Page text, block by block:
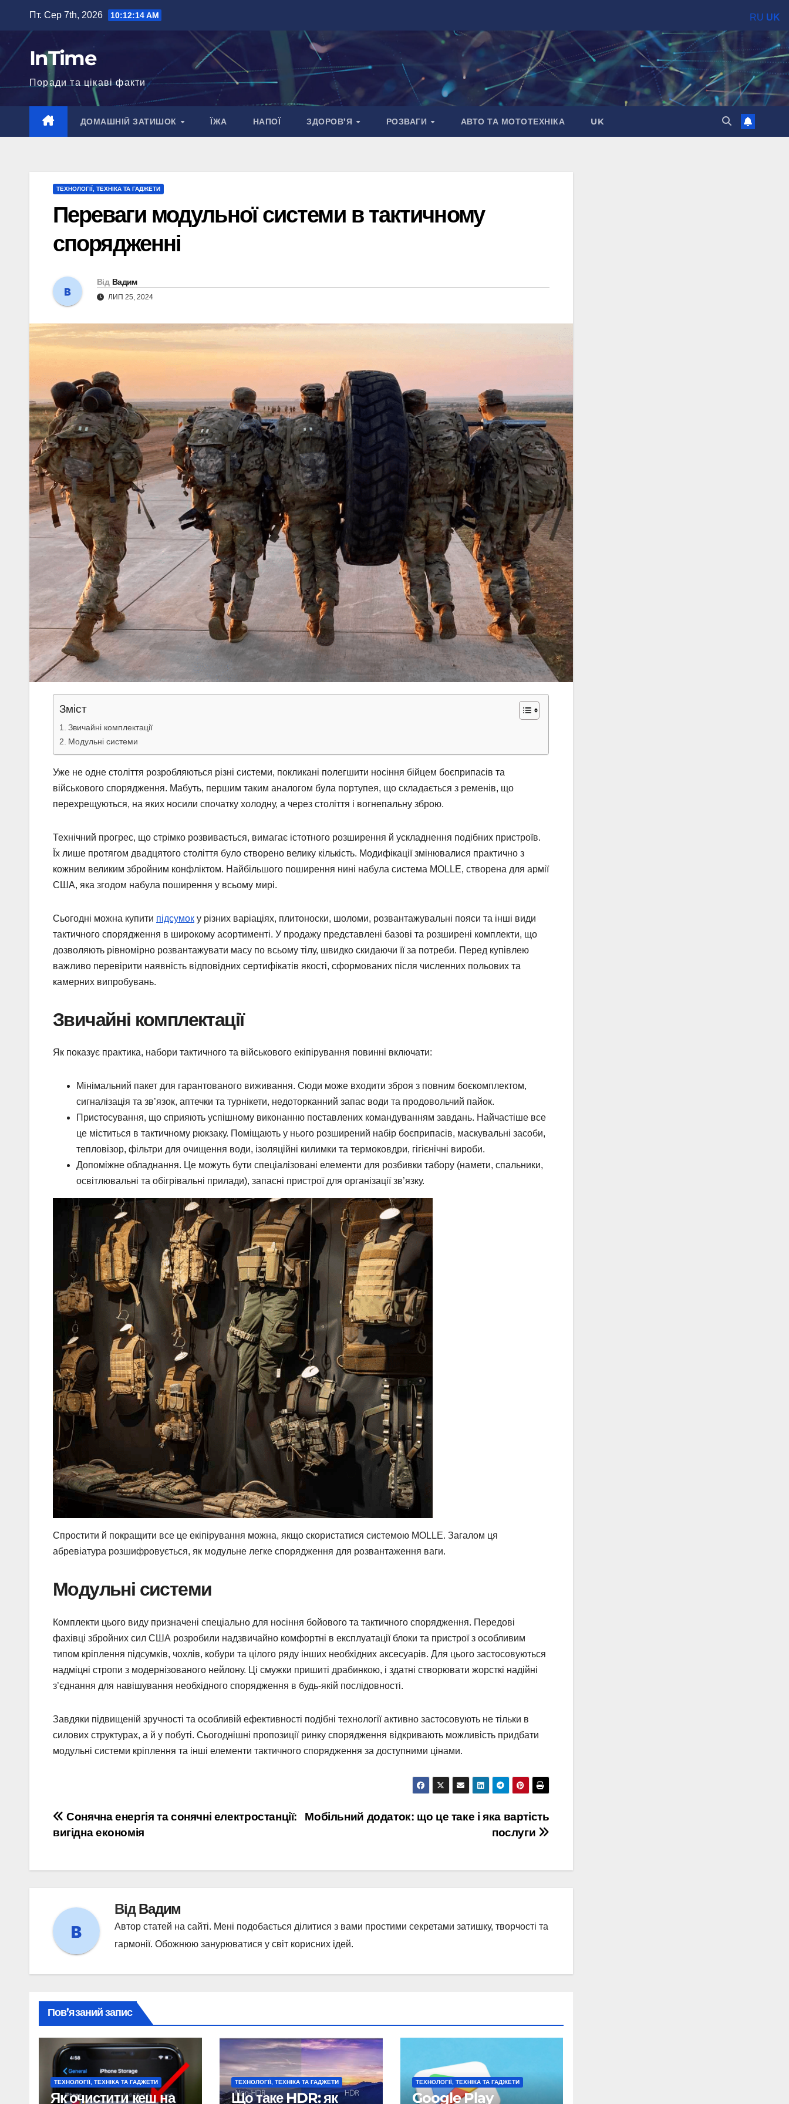
вмісту
Пт. Сер 7th, 2026 10:12:16 AM
InTime
Поради та цікаві факти
ДОМАШНІЙ ЗАТИШОК ЇЖА НАПОЇ ЗДОРОВ’Я РОЗВАГИ АВТО ТА МОТОТЕХНІКА UK
ТЕХНОЛОГІЇ, ТЕХНІКА ТА ГАДЖЕТИ
Переваги модульної системи в тактичному
спорядженні
Від Вадим
ЛИП 25, 2024
Зміст
Звичайні комплектації
Модульні системи
Уже не одне століття розробляються різні системи, покликані полегшити носіння бійцем боєприпасів та
військового спорядження. Мабуть, першим таким аналогом була портупея, що складається з ременів, що
перехрещуються, на яких носили спочатку холодну, а через століття і вогнепальну зброю.
Технічний прогрес, що стрімко розвивається, вимагає істотного розширення й ускладнення подібних пристроїв.
Їх лише протягом двадцятого століття було створено велику кількість. Модифікації змінювалися практично з
кожним великим збройним конфліктом. Найбільшого поширення нині набула система MOLLE, створена для армії
США, яка згодом набула поширення у всьому мирі.
Сьогодні можна купити підсумок у різних варіаціях, плитоноски, шоломи, розвантажувальні пояси та інші види
тактичного спорядження в широкому асортименті. У продажу представлені базові та розширені комплекти, що
дозволяють рівномірно розвантажувати масу по всьому тілу, швидко скидаючи її за потреби. Перед купівлею
важливо перевірити наявність відповідних сертифікатів якості, сформованих після численних польових та
камерних випробувань.
Звичайні комплектації
Як показує практика, набори тактичного та військового екіпірування повинні включати:
Мінімальний пакет для гарантованого виживання. Сюди може входити зброя з повним боєкомплектом,
сигналізація та зв’язок, аптечки та турнікети, недоторканний запас води та продовольчий пайок.
Пристосування, що сприяють успішному виконанню поставлених командуванням завдань. Найчастіше все
це міститься в тактичному рюкзаку. Поміщають у нього розширений набір боєприпасів, маскувальні засоби,
тепловізор, фільтри для очищення води, ізоляційні килимки та термоковдри, гігієнічні вироби.
Допоміжне обладнання. Це можуть бути спеціалізовані елементи для розбивки табору (намети, спальники,
освітлювальні та обігрівальні прилади), запасні пристрої для організації зв’язку.
Спростити й покращити все це екіпірування можна, якщо скористатися системою MOLLE. Загалом ця
абревіатура розшифровується, як модульне легке спорядження для розвантаження ваги.
Модульні системи
Комплекти цього виду призначені спеціально для носіння бойового та тактичного спорядження. Передові
фахівці збройних сил США розробили надзвичайно комфортні в експлуатації блоки та пристрої з особливим
типом кріплення підсумків, чохлів, кобури та цілого ряду інших необхідних аксесуарів. Для цього застосовуються
надміцні стропи з модернізованого нейлону. Ці смужки пришиті драбинкою, і здатні створювати жорсткі надійні
з’єднання для навішування необхідного спорядження в будь-якій послідовності.
Завдяки підвищеній зручності та особливій ефективності подібні технології активно застосовують не тільки в
силових структурах, а й у побуті. Сьогоднішні пропозиції ринку спорядження відкривають можливість придбати
модульні системи кріплення та інші елементи тактичного спорядження за доступними цінами.
Навігація
записів
Мобільний додаток: що це таке і яка вартість
послуги
Сонячна енергія та сонячні електростанції:
вигідна економія
ВідВадим
Автор статей на сайті. Мені подобається ділитися з вами простими секретами затишку, творчості та
гармонії. Обожнюю занурюватися у світ корисних ідей.
Пов’язаний запис
ТЕХНОЛОГІЇ, ТЕХНІКА ТА ГАДЖЕТИ
Як очистити кеш на
ТЕХНОЛОГІЇ, ТЕХНІКА ТА ГАДЖЕТИ
Що таке HDR: як
ТЕХНОЛОГІЇ, ТЕХНІКА ТА ГАДЖЕТИ
Google Play
RU UK